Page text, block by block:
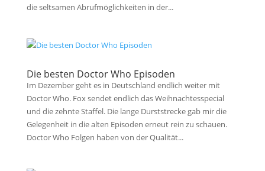
die seltsamen Abrufmöglichkeiten in der...
Die besten Doctor Who Episoden
Im Dezember geht es in Deutschland endlich weiter mit
Doctor Who. Fox sendet endlich das Weihnachtesspecial
und die zehnte Staffel. Die lange Durststrecke gab mir die
Gelegenheit in die alten Episoden erneut rein zu schauen.
Doctor Who Folgen haben von der Qualität...